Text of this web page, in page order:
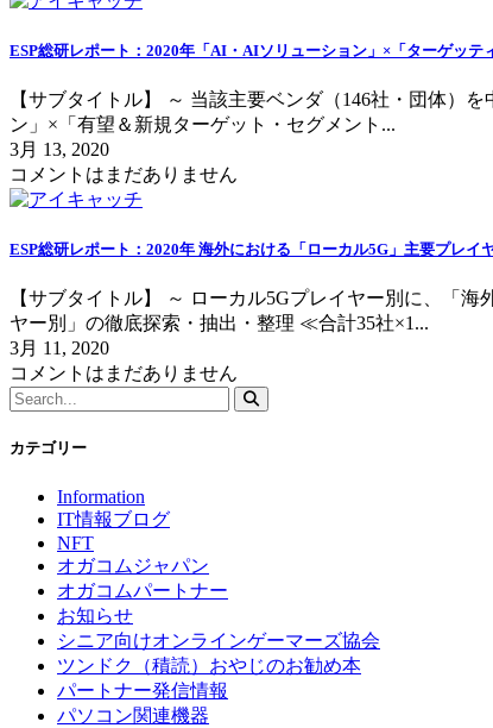
ESP総研レポート：2020年「AI・AIソリューション」×「ターゲッ
【サブタイトル】 ～ 当該主要ベンダ（146社・団体）
ン」×「有望＆新規ターゲット・セグメント...
3月 13, 2020
コメントはまだありません
ESP総研レポート：2020年 海外における「ローカル5G」主要プレ
【サブタイトル】 ～ ローカル5Gプレイヤー別に、「
ヤー別」の徹底探索・抽出・整理 ≪合計35社×1...
3月 11, 2020
コメントはまだありません
カテゴリー
Information
IT情報ブログ
NFT
オガコムジャパン
オガコムパートナー
お知らせ
シニア向けオンラインゲーマーズ協会
ツンドク（積読）おやじのお勧め本
パートナー発信情報
パソコン関連機器